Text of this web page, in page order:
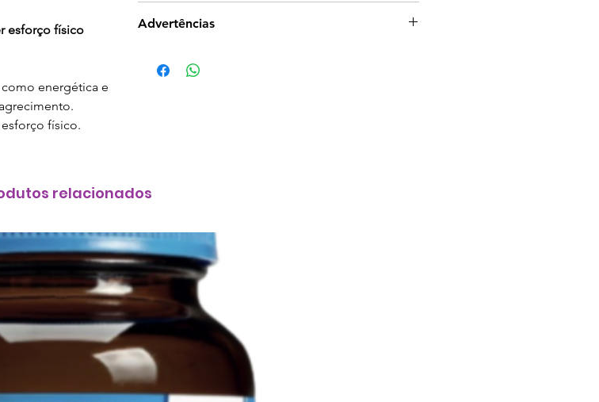
esforço físico
energética e
físico.
Advertências
utilizados como substitutos de um regime
cada produto. Não deverá exceder a toma diária
o seu médico ou técnico de saúde.
relacionados